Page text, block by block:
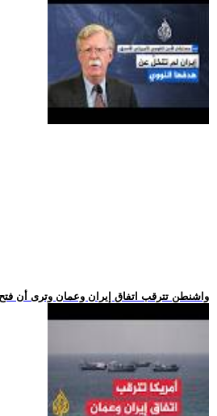
.. واشنطن تترقب اتفاق إيران وعمان وترى أن